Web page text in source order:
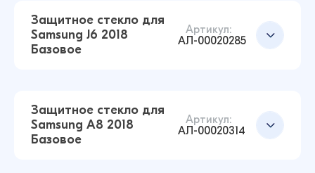
12 ₽16 ₽
10 ₽16 ₽
Защитное стекло для
Samsung J6 2018
Базовое
Артикул:
АЛ-00020285
Защитное стекло для
Samsung A8 2018
Базовое
Артикул:
АЛ-00020314